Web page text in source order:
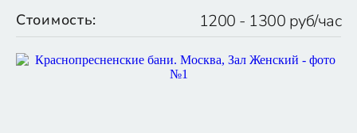
Стоимость: 1200 - 1300 руб/час